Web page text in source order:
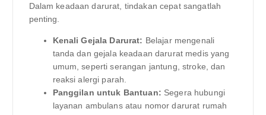
Dalam keadaan darurat, tindakan cepat sangatlah
penting.
Kenali Gejala Darurat: Belajar mengenali
tanda dan gejala keadaan darurat medis yang
umum, seperti serangan jantung, stroke, dan
reaksi alergi parah.
Panggilan untuk Bantuan: Segera hubungi
layanan ambulans atau nomor darurat rumah